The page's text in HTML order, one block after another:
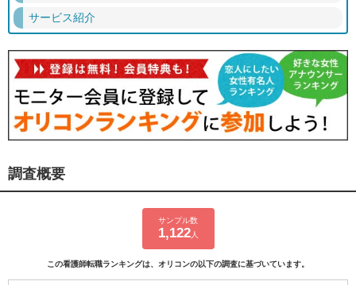
サービス紹介
調査概要
サンプル数
1,122人
この看護師転職ランキングは、オリコンの以下の調査に基づいています。